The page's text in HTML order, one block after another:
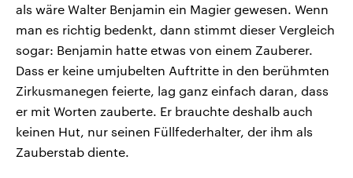
als wäre Walter Benjamin ein Magier gewesen. Wenn
man es richtig bedenkt, dann stimmt dieser Vergleich
sogar: Benjamin hatte etwas von einem Zauberer.
Dass er keine umjubelten Auftritte in den berühmten
Zirkusmanegen feierte, lag ganz einfach daran, dass
er mit Worten zauberte. Er brauchte deshalb auch
keinen Hut, nur seinen Füllfederhalter, der ihm als
Zauberstab diente.